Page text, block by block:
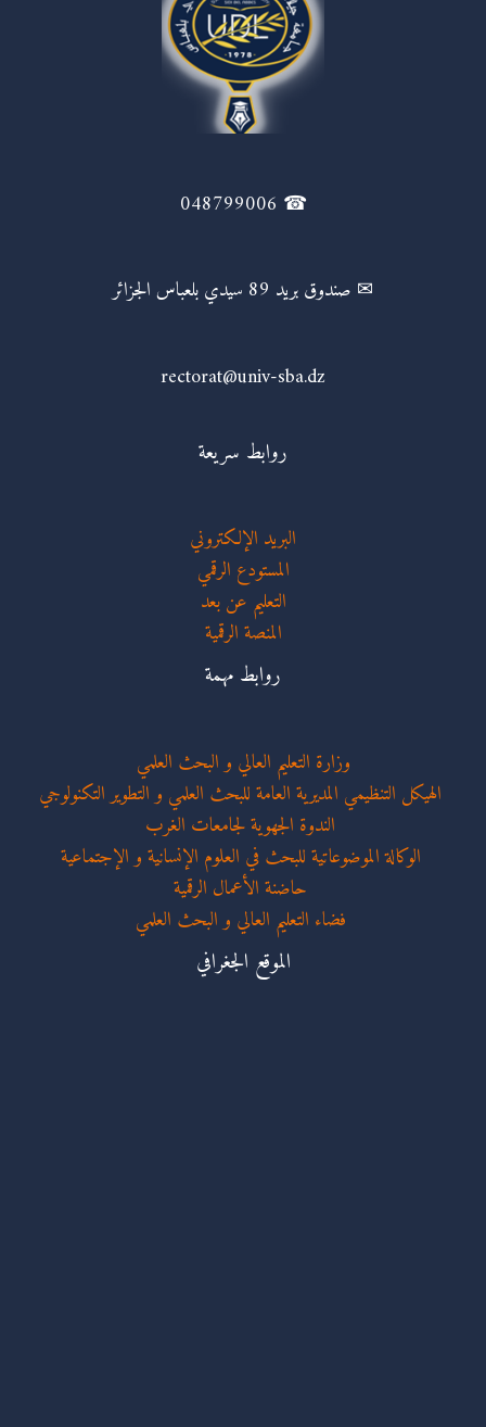
☎ 048799006
✉ صندوق بريد 89 سيدي بلعباس الجزائر
rectorat@univ-sba.dz
روابط سريعة
البريد الإلكتروني
المستودع الرقمي
التعليم عن بعد
المنصة الرقمية
روابط مهمة
وزارة التعليم العالي و البحث العلمي
الهيكل التنظيمي المديرية العامة للبحث العلمي و التطوير التكنولوجي
الندوة الجهوية لجامعات الغرب
الوكالة الموضوعاتية للبحث في العلوم الإنسانية و الإجتماعية
حاضنة الأعمال الرقمية
فضاء التعليم العالي و البحث العلمي
الموقع الجغرافي